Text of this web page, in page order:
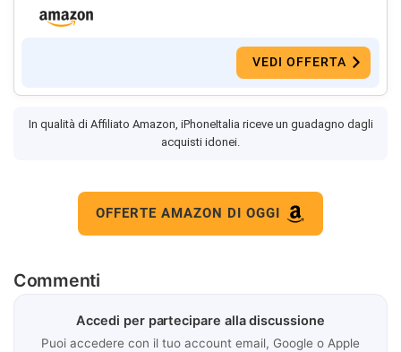
VEDI OFFERTA
In qualità di Affiliato Amazon, iPhoneItalia riceve un guadagno dagli
acquisti idonei.
OFFERTE AMAZON DI OGGI
Commenti
Accedi per partecipare alla discussione
Puoi accedere con il tuo account email, Google o Apple